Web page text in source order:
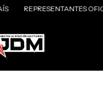
REPRESENTANTES